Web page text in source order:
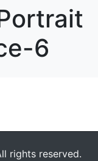
6
rights reserved.